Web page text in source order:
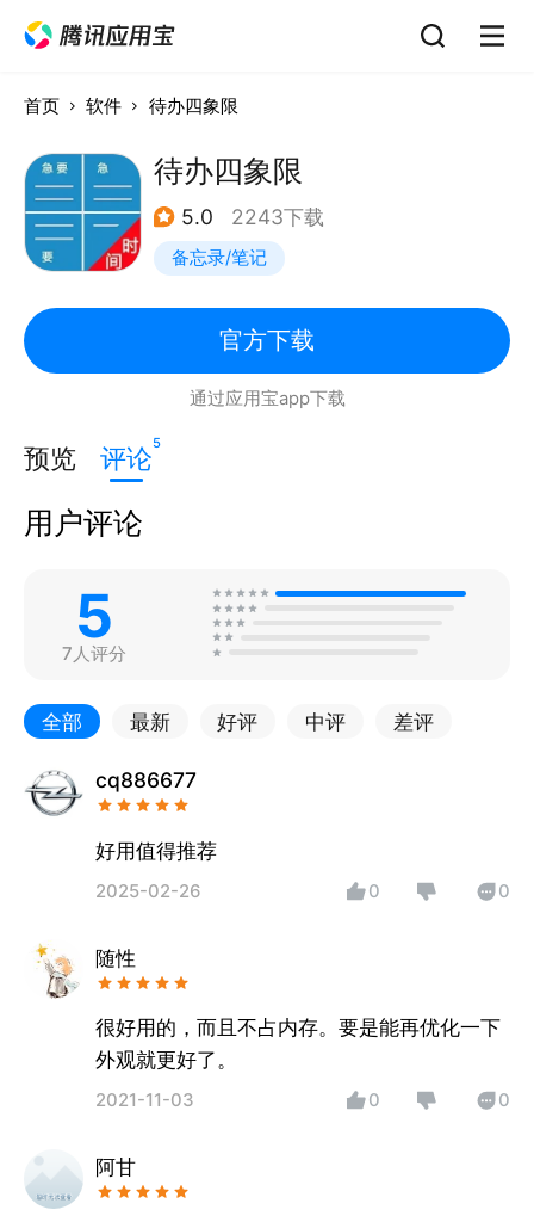
首页 软件 待办四象限
待办四象限
5.0 2243下载
备忘录/笔记
官方下载
通过应用宝app下载
预览 评论5
用户评论
5
7人评分
全部 最新 好评 中评 差评
cq886677
好用值得推荐
2025-02-26 0 0
随性
很好用的，而且不占内存。要是能再优化一下
外观就更好了。
2021-11-03 0 0
阿甘